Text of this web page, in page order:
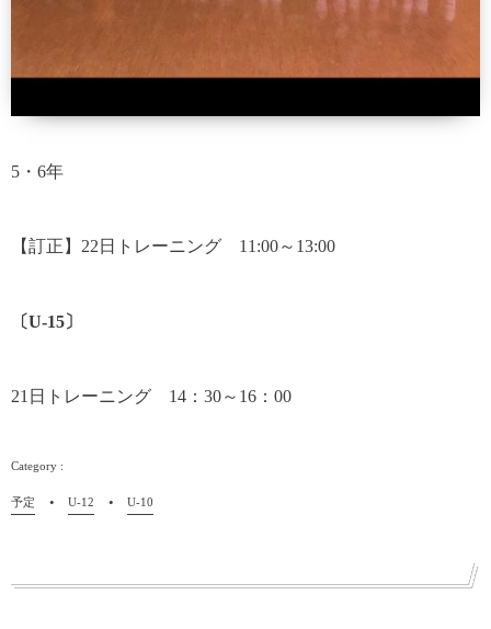
5・6年
【訂正】22日トレーニング 11:00～13:00
〔U-15〕
21日トレーニング 14：30～16：00
予定 U-12 U-10